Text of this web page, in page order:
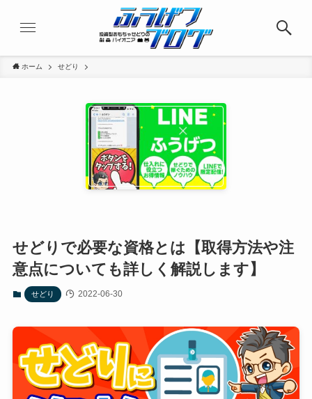
ホーム せどり
せどりで必要な資格とは【取得方法や注
意点についても詳しく解説します】
せどり 2022-06-30